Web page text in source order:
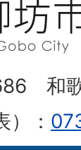
和
）：